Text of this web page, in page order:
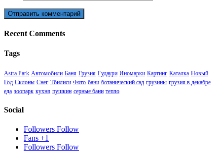
Recent Comments
Tags
Astra Park Автомобили Баня Грузия Гудаури Иномарки Картинг Каталка Новый
Год Склоны Снег Тбилиси Фото бани ботанический сад грузины грузия в декабре
еда зоопарк кухня пушкин серные бани тепло
Social
Followers Follow
Fans +1
Followers Follow